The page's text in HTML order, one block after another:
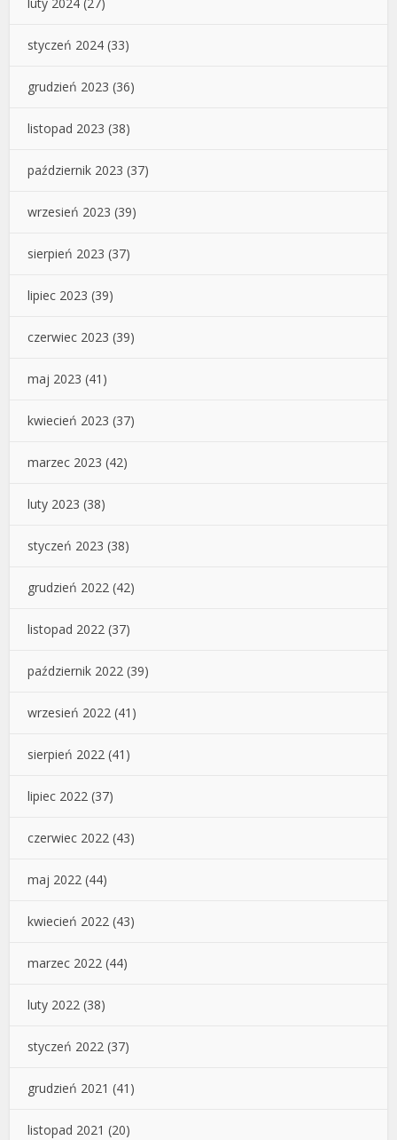
luty 2024 (27)
styczeń 2024 (33)
grudzień 2023 (36)
listopad 2023 (38)
październik 2023 (37)
wrzesień 2023 (39)
sierpień 2023 (37)
lipiec 2023 (39)
czerwiec 2023 (39)
maj 2023 (41)
kwiecień 2023 (37)
marzec 2023 (42)
luty 2023 (38)
styczeń 2023 (38)
grudzień 2022 (42)
listopad 2022 (37)
październik 2022 (39)
wrzesień 2022 (41)
sierpień 2022 (41)
lipiec 2022 (37)
czerwiec 2022 (43)
maj 2022 (44)
kwiecień 2022 (43)
marzec 2022 (44)
luty 2022 (38)
styczeń 2022 (37)
grudzień 2021 (41)
listopad 2021 (20)